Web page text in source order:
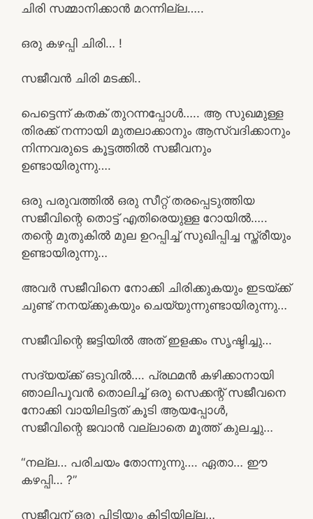
ചിരി സമ്മാനിക്കാൻ മറന്നില്ല…..
ഒരു കഴപ്പി ചിരി… !
സജീവൻ ചിരി മടക്കി..
പെട്ടെന്ന് കതക് തുറന്നപ്പോൾ….. ആ സുഖമുള്ള
തിരക്ക് നന്നായി മുതലാക്കാനും ആസ്വദിക്കാനും
നിന്നവരുടെ കൂട്ടത്തിൽ സജീവനും
ഉണ്ടായിരുന്നു….
ഒരു പരുവത്തിൽ ഒരു സീറ്റ് തരപ്പെടുത്തിയ
സജീവിന്റെ തൊട്ട് എതിരെയുള്ള റോയിൽ…..
തന്റെ മുതുകിൽ മുല ഉറപ്പിച്ച് സുഖിപ്പിച്ച സ്ത്രീയും
ഉണ്ടായിരുന്നു…
അവർ സജീവിനെ നോക്കി ചിരിക്കുകയും ഇടയ്ക്ക്
ചുണ്ട് നനയ്ക്കുകയും ചെയ്യുന്നുണ്ടായിരുന്നു…
സജീവിന്റെ ജട്ടിയിൽ അത് ഇളക്കം സൃഷ്ടിച്ചു…
സദ്യയ്ക്ക് ഒടുവിൽ…. പ്രഥമൻ കഴിക്കാനായി
ഞാലിപൂവൻ തൊലിച്ച് ഒരു സെക്കന്റ് സജീവനെ
നോക്കി വായിലിട്ടത് കൂടി ആയപ്പോൾ,
സജീവിന്റെ ജവാൻ വല്ലാതെ മൂത്ത് കുലച്ചു…
“നല്ല… പരിചയം തോന്നുന്നു…. ഏതാ… ഈ
കഴപ്പി… ?”
സജീവന് ഒരു പിടിയും കിട്ടിയില്ല…